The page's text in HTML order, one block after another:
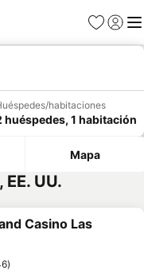
Favoritos
Iniciar
habitaciones
huéspedes, 1 habitación
Mapa
UU.
a favoritos
Casino Las